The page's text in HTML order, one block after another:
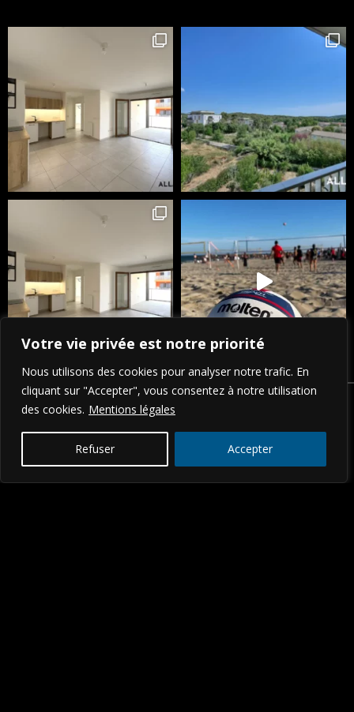
Votre vie privée est notre priorité
Nous utilisons des cookies pour analyser notre trafic. En
cliquant sur "Accepter", vous consentez à notre utilisation
des cookies. Mentions légales
Refuser Accepter